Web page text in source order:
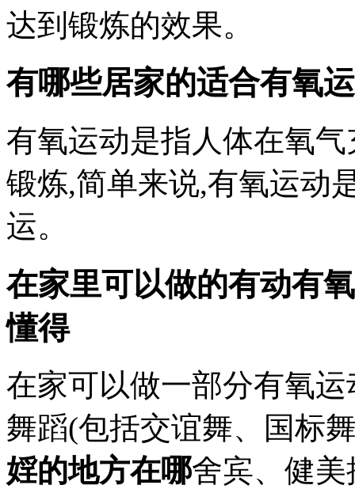
达到锻炼的效果。
有哪些居家的适合有氧
有氧运动是指人体在氧
锻炼,简单来说,有氧运动
运。
在家里可以做的有动有
懂得
在家可以做一部分有氧
舞蹈(包括交谊舞、国标
婬的地方在哪舍宾、健